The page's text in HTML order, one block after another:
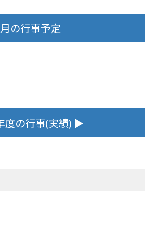
の行事予定
度の行事(実績) ▶